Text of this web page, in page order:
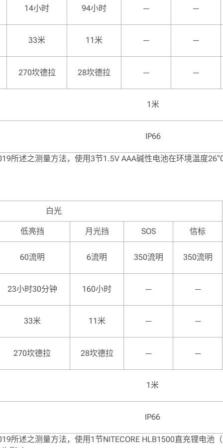
14小时 94小时 ─ ─
33米 11米 ─ ─
270坎德拉 28坎德拉 ─ ─
1米
IP66
所述之测量方法，使用3节1.5V AAA碱性电池在环境温度
白光
低亮挡 月光挡 SOS 信标
60流明 6流明 350流明 350流明
23小时30分钟 160小时 ─ ─
33米 11米 ─ ─
270坎德拉 28坎德拉 ─ ─
1米
IP66
所述之测量方法，使用1节NITECORE HLB1500直充锂电